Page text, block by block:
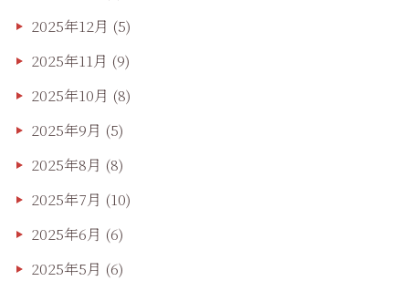
2025年12月 (5)
2025年11月 (9)
2025年10月 (8)
2025年9月 (5)
2025年8月 (8)
2025年7月 (10)
2025年6月 (6)
2025年5月 (6)